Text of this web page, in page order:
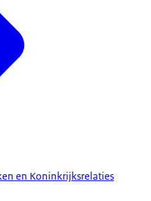
en Koninkrijksrelaties